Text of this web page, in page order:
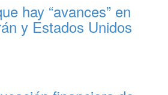
hay “avances” en
y Estados Unidos